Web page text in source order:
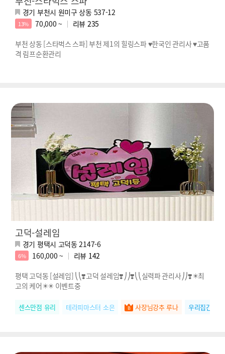
경기 부천시 원미구 상동 537-12
13% 70,000 ~ 리뷰 235
부천 상동 [스타벅스 스파] 부천 제1의 힐링스파 ♥한국인 관리사 ♥고품
격 림프순환관리
고덕-설레임
경기 평택시 고덕동 2147-6
6% 160,000 ~ 리뷰 142
평택 고덕동 [설레임] ⎝⎝❣️고덕 설레임❣️⎠⎠❣️⎝⎝실력파 관리사⎠⎠❣️✴️최
고의 케어✴️✴️ 이벤트중
센스만점 유리 테라피마스터 소은 사장님강추 루나 우리집간판